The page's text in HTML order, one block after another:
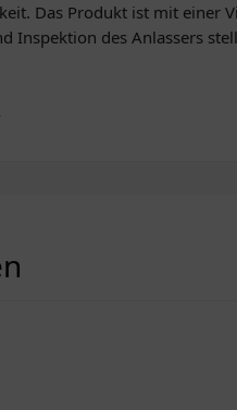
Das Produkt ist mit einer
Inspektion des Anlassers